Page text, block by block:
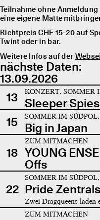
Teilnahme ohne
eine eigene Matte
Richtpreis CHF 15-20 auf
Twint oder in bar.
Weitere Infos auf der
nächste Daten:
13.09.2026
13
KONZERT, SOMMER
Sleeper Spies
15
SOMMER IM
Big in Japan
18
ZUM MITMACHEN
YOUNG
Offs
22
SOMMER IM
Pride
Zwei Dragqueens laden
ZUM MITMACHEN